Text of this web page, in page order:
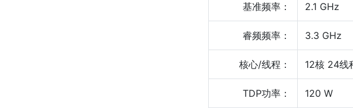
基准频率： 2.1 GHz
睿频频率： 3.3 GHz
核心/线程： 12核 24线
TDP功率： 120 W